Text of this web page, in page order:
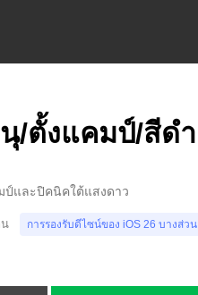
/ตั้งแคมป์/สีดำ
และปิคนิคใต้แสงดาว
น การรองรับดีไซน์ของ iOS 26 บางส่วน